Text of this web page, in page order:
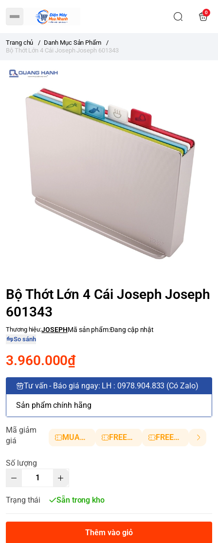
0
Trang chủ / Danh Mục Sản Phẩm
/
Bộ Thớt Lớn 4 Cái Joseph Joseph 601343
Bộ Thớt Lớn 4 Cái Joseph Joseph
601343
Thương hiệu:JOSEPHMã sản phẩm:Đang cập nhật
So sánh
3.960.000₫
Tư vấn - Báo giá ngay: LH : 0978.904.833 (Có Zalo)
Sản phẩm chính hãng
Mã giảm
giá
MUANHANH01 FREESHIP5 FREESHIP10
Số lượng
Trạng thái Sẵn trong kho
Thêm vào giỏ